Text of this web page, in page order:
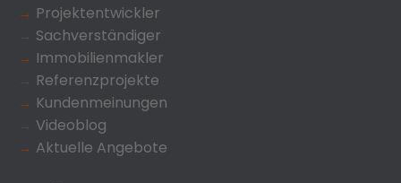
→ Projektentwickler
→ Sachverständiger
→ Immobilienmakler
→ Referenzprojekte
→ Kundenmeinungen
→ Videoblog
→ Aktuelle Angebote